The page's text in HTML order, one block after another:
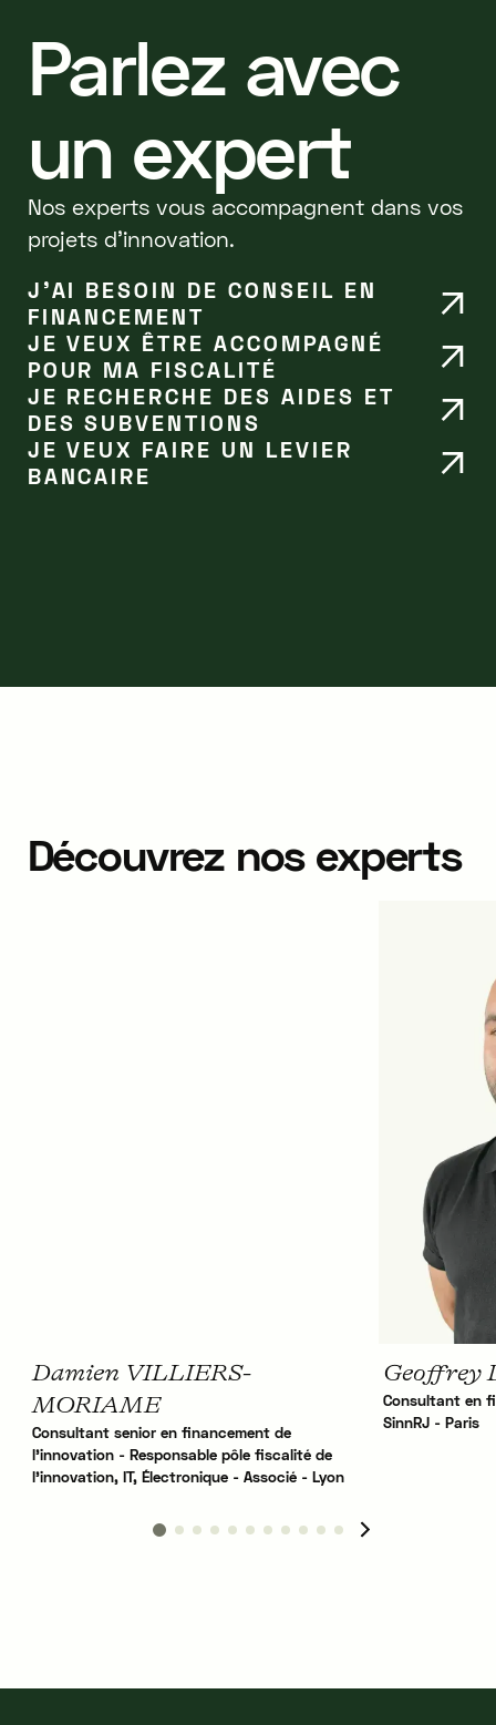
Parlez avec
un expert
Nos experts vous accompagnent dans vos
projets d'innovation.
J’AI BESOIN DE CONSEIL EN
FINANCEMENT
JE VEUX ÊTRE ACCOMPAGNÉ
POUR MA FISCALITÉ
JE RECHERCHE DES AIDES ET
DES SUBVENTIONS
JE VEUX FAIRE UN LEVIER
BANCAIRE
Découvrez nos experts
Damien VILLIERS-
MORIAME
Consultant senior en financement de
l'innovation - Responsable pôle fiscalité de
l'innovation, IT, Électronique - Associé - Lyon
Geoffrey
Consultant en
SinnRJ - Paris